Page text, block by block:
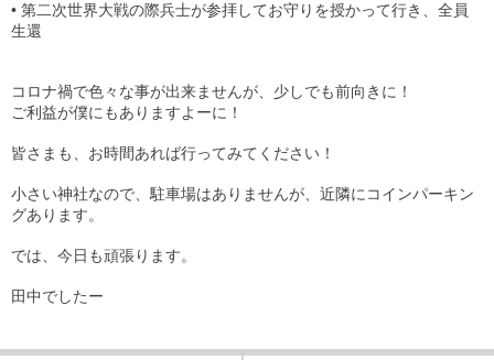
• 第二次世界大戦の際兵士が参拝してお守りを授かって行き、全員
生還
コロナ禍で色々な事が出来ませんが、少しでも前向きに！
ご利益が僕にもありますよーに！
皆さまも、お時間あれば行ってみてください！
小さい神社なので、駐車場はありませんが、近隣にコインパーキン
グあります。
では、今日も頑張ります。
田中でしたー